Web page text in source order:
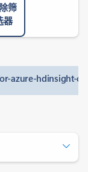
筛
器
azure-hdinsight-